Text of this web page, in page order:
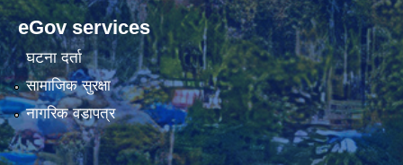
eGov services
घटना दर्ता
सामाजिक सुरक्षा
नागरिक वडापत्र